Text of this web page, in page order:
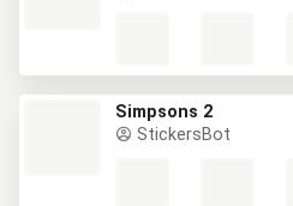
Simpsons 2
StickersBot